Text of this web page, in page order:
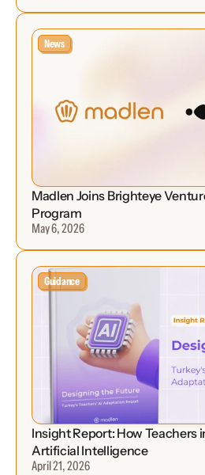
News
Madlen Joins Brighteye
Program
May 6, 2026
Guidance
Insight Report: How Teachers
Artificial Intelligence
April 21, 2026